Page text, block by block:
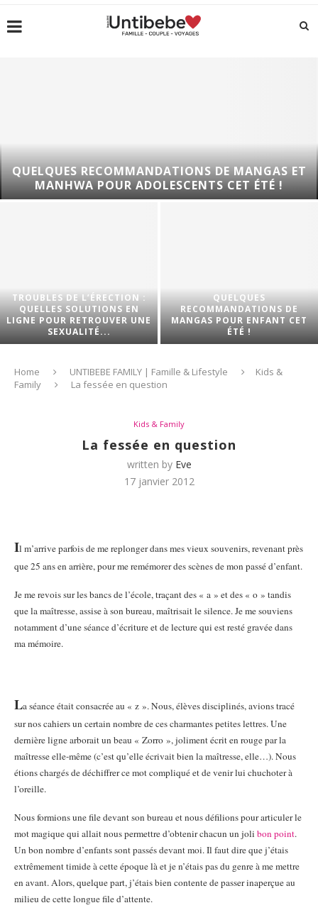
QUELQUES RECOMMANDATIONS DE MANGAS ET
MANHWA POUR ADOLESCENTS CET ÉTÉ !
TROUBLES DE L’ÉRECTION :
QUELLES SOLUTIONS EN
LIGNE POUR RETROUVER UNE
SEXUALITÉ...
QUELQUES
RECOMMANDATIONS DE
MANGAS POUR ENFANT CET
ÉTÉ !
Home UNTIBEBE FAMILY | Famille & Lifestyle
Kids &
Family
La fessée en question
Kids & Family
La fessée en question
written by Eve
17 janvier 2012
Il m’arrive parfois de me replonger dans mes vieux souvenirs, revenant près
que 25 ans en arrière, pour me remémorer des scènes de mon passé d’enfant.
Je me revois sur les bancs de l’école, traçant des « a » et des « o » tandis
que la maîtresse, assise à son bureau, maîtrisait le silence. Je me souviens
notamment d’une séance d’écriture et de lecture qui est resté gravée dans
ma mémoire.
La séance était consacrée au « z ». Nous, élèves disciplinés, avions tracé
sur nos cahiers un certain nombre de ces charmantes petites lettres. Une
dernière ligne arborait un beau « Zorro », joliment écrit en rouge par la
maîtresse elle-même (c’est qu’elle écrivait bien la maîtresse, elle…). Nous
étions chargés de déchiffrer ce mot compliqué et de venir lui chuchoter à
l’oreille.
Nous formions une file devant son bureau et nous défilions pour articuler le
mot magique qui allait nous permettre d’obtenir chacun un joli bon point.
Un bon nombre d’enfants sont passés devant moi. Il faut dire que j’étais
extrêmement timide à cette époque là et je n’étais pas du genre à me mettre
en avant. Alors, quelque part, j’étais bien contente de passer inaperçue au
milieu de cette longue file d’attente.